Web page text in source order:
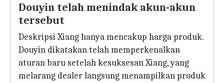
Douyin telah menindak akun-akun
tersebut
Deskripsi Xiang hanya mencakup harga produk.
Douyin dikatakan telah memperkenalkan
aturan baru setelah kesuksesan Xiang, yang
melarang dealer langsung menampilkan produk